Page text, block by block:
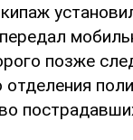
позже
отделения